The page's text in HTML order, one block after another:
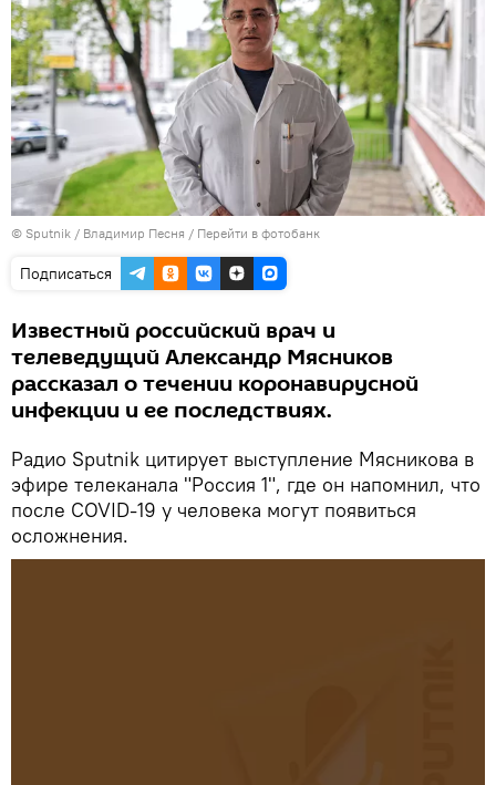
© Sputnik / Владимир Песня / Перейти в фотобанк
Подписаться
Известный российский врач и
телеведущий Александр Мясников
рассказал о течении коронавирусной
инфекции и ее последствиях.
Радио Sputnik цитирует выступление Мясникова в
эфире телеканала "Россия 1", где он напомнил, что
после COVID-19 у человека могут появиться
осложнения.